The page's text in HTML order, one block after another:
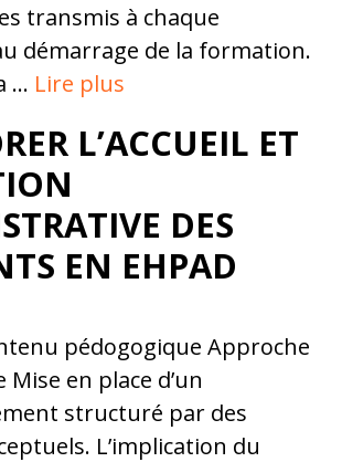
transmis à chaque
démarrage de la formation.
… Lire plus
L’ACCUEIL ET
DES
EN EHPAD
pédogogique Approche
en place d’un
structuré par des
L’implication du